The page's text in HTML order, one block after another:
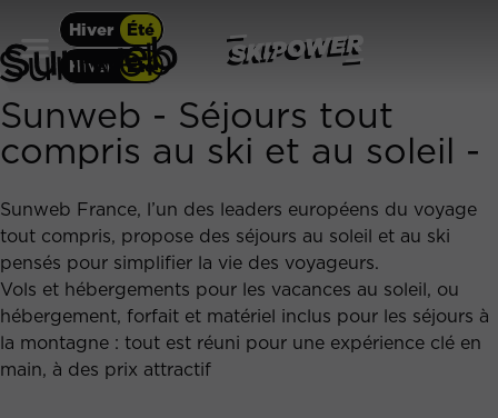
Hiver
Été
Hiver
Été
Sunweb
Sunweb - Séjours tout
compris au ski et au soleil -
Sunweb France, l’un des leaders européens du voyage
tout compris, propose des séjours au soleil et au ski
pensés pour simplifier la vie des voyageurs.
Vols et hébergements pour les vacances au soleil, ou
hébergement, forfait et matériel inclus pour les séjours à
la montagne : tout est réuni pour une expérience clé en
main, à des prix attractif